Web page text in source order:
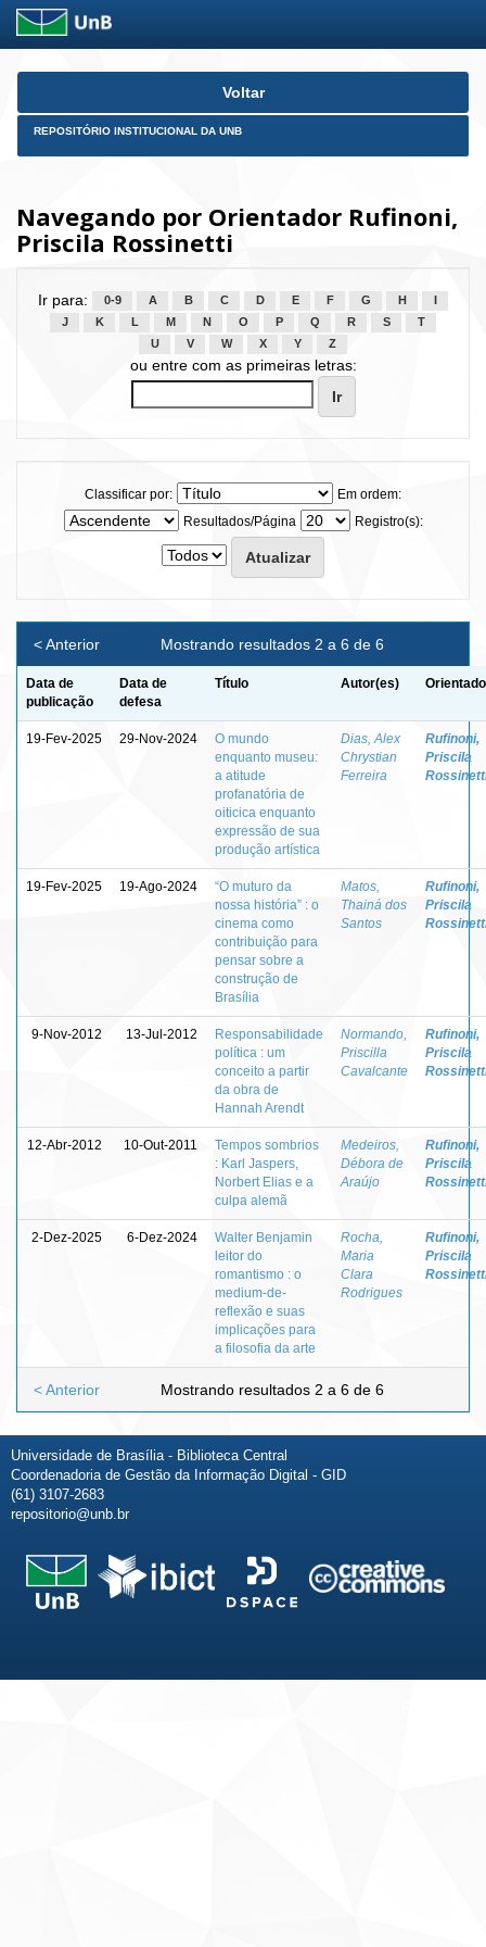
Skip
Voltar
REPOSITÓRIO INSTITUCIONAL DA UNB
Navegando por Orientador Rufinoni,
Priscila Rossinetti
Ir para: 0-9 A B C D E F G H
J
K L M N O P Q R S
T
U
V W X Y Z
ou entre com as primeiras letras:
Classificar por:
Em ordem:
Resultados/Página
Registro(s):
Mostrando resultados 2 a 6 de 6
< Anterior
Data de
publicação
Data de
defesa
Título Autor(es)
19-Fev-2025 29-Nov-2024
O mundo
enquanto museu:
a atitude
profanatória de
oiticica enquanto
expressão de sua
produção artística
Dias, Alex
Chrystian
Ferreira
Rufinoni,
Priscila
19-Fev-2025 19-Ago-2024
“O muturo da
nossa história” : o
cinema como
contribuição para
pensar sobre a
construção de
Brasília
Matos,
Thainá dos
Santos
Rufinoni,
Priscila
9-Nov-2012 13-Jul-2012
Responsabilidade
política : um
conceito a partir
da obra de
Hannah Arendt
Normando,
Priscilla
Cavalcante
Rufinoni,
Priscila
12-Abr-2012 10-Out-2011
Tempos sombrios
: Karl Jaspers,
Norbert Elias e a
culpa alemã
Medeiros,
Débora de
Araújo
Rufinoni,
Priscila
2-Dez-2025 6-Dez-2024
Walter Benjamin
leitor do
romantismo : o
medium-de-
reflexão e suas
implicações para
a filosofia da arte
Rocha,
Maria
Clara
Rodrigues
Rufinoni,
Priscila
Mostrando resultados 2 a 6 de 6
< Anterior
Universidade de Brasília - Biblioteca Central
Coordenadoria de Gestão da Informação Digital - GID
(61) 3107-2683
repositorio@unb.br